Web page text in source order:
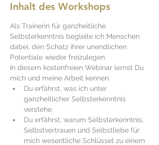
Inhalt des Workshops
Als Trainerin für ganzheitliche
Selbsterkenntnis begleite ich Menschen
dabei, den Schatz ihrer unendlichen
Potentiale wieder freizulegen.
In diesem kostenfreien Webinar lernst Du
mich und meine Arbeit kennen.
Du erfährst, was ich unter
ganzheitlicher Selbsterkenntnis
verstehe.
Du erfährst, warum Selbsterkenntnis,
Selbstvertrauen und Selbstliebe für
mich wesentliche Schlüssel zu einem